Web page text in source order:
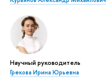
Научный руководитель
Грекова Ирина Юрьевна